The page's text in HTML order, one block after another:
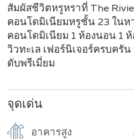
สัมผัสชีวิตหรูหราที่ The
คอนโดมิเนียมหรูชั้น 23 ในห
คอนโดมิเนียม 1 ห้องนอน 1
วิวทะเล เฟอร์นิเจอร์ครบครั
ดับพรีเมี่ยม
จุดเด่น
อาคารสูง